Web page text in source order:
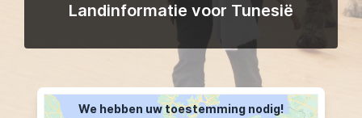
Landinformatie voor Tunesië
We hebben uw toestemming nodig!